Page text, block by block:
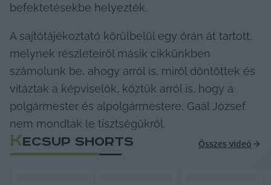
befektetésekbe helyezték.
A sajtótájékoztató körülbelül egy órán át tartott,
melynek részleteiről másik cikkünkben
számolunk be, ahogy arról is, miről döntöttek és
vitáztak a képviselők, köztük arról is, hogy a
polgármester és alpolgármestere, Gaál József
nem mondtak le tisztségükről.
KECSUP SHORTS Összes videó